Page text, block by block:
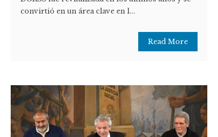
convirtió en un área clave en l...
Read More